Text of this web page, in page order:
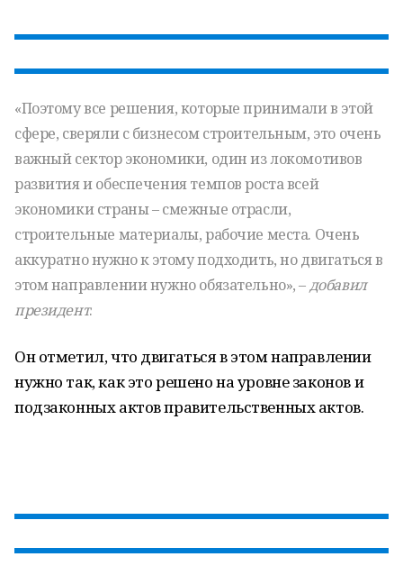
«Поэтому все решения, которые принимали в этой
сфере, сверяли с бизнесом строительным, это очень
важный сектор экономики, один из локомотивов
развития и обеспечения темпов роста всей
экономики страны – смежные отрасли,
строительные материалы, рабочие места. Очень
аккуратно нужно к этому подходить, но двигаться в
этом направлении нужно обязательно», –добавил
президент.
Он отметил, что двигаться в этом направлении
нужно так, как это решено на уровне законов и
подзаконных актов правительственных актов.